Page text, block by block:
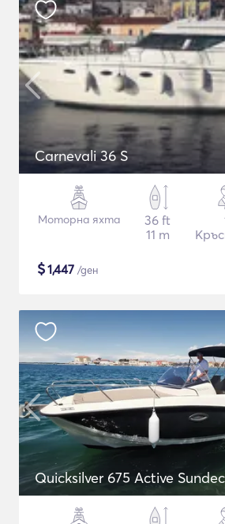
Carnevali 36 S
Моторна яхта
36 ft
11 m
$1,447 /ден
Quicksilver 675 Active